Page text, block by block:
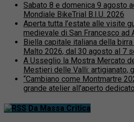
Sabato 8 e domenica 9 agosto
Mondiale BikeTrial B.I.U. 2026
Aperta tutta l’estate alle visite
medievale di San Francesco ad
Biella capitale italiana della
Malto 2026, dal 30 agosto al 7
A Usseglio la Mostra Mercato
Mestieri delle Valli: artigianato,
“Cambiano come Montmartre
grande atelier all’aperto
Da Massa Critica